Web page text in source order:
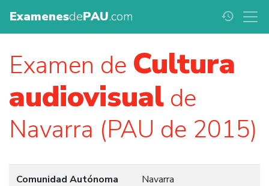
ExamenesdePAU.com history
Examen de Cultura
audiovisual de
Navarra (PAU de 2015)
Comunidad Autónoma Navarra